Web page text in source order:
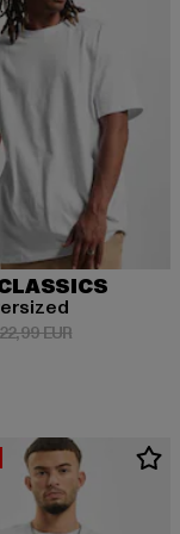
15,99 EUR
22,99 EURAktionspreis: